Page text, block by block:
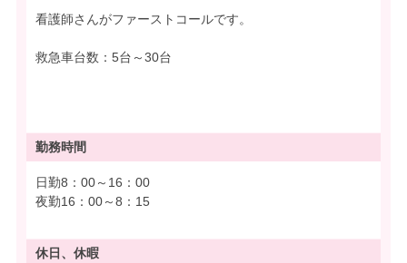
看護師さんがファーストコールです。
救急車台数：5台～30台
勤務時間
日勤8：00～16：00
夜勤16：00～8：15
休日、休暇